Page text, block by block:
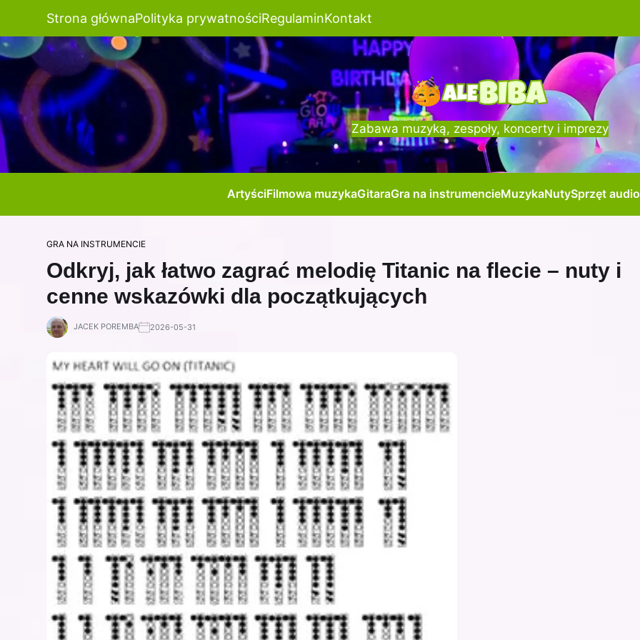
Strona głównaPolityka prywatnościRegulaminKontakt
Zabawa muzyką, zespoły, koncerty i imprezy
ArtyściFilmowa muzykaGitaraGra na instrumencieMuzykaNutySprzęt audio
GRA NA INSTRUMENCIE
Odkryj, jak łatwo zagrać melodię Titanic na flecie – nuty i
cenne wskazówki dla początkujących
JACEK POREMBA 2026-05-31